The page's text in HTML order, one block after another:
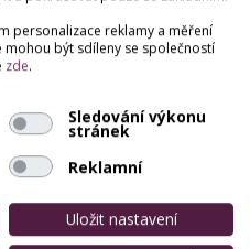
personalizace reklamy a měření
být sdíleny se společností
zde.
Sledování výkonu
stránek
Reklamní
Uložit nastavení